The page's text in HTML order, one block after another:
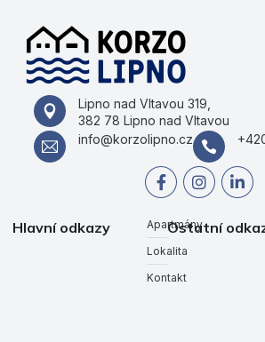
Lipno nad Vltavou 319,
382 78 Lipno nad Vltavou
info@korzolipno.cz
Hlavní odkazy
Apartmány
Lokalita
Kontakt
Ostatní